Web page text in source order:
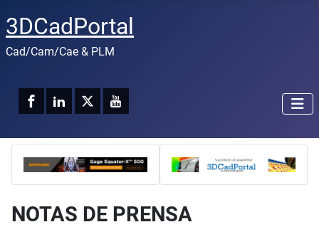
3DCadPortal
Cad/Cam/Cae & PLM
NOTAS DE PRENSA